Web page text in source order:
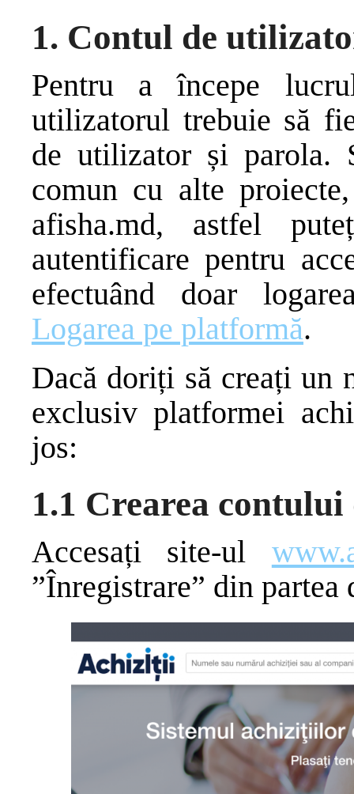
1. Contul de
Pentru a începe
utilizatorul trebuie să
de utilizator și parola.
comun cu alte
afisha.md, astfel
autentificare pentru
efectuând doar
Logarea pe platformă.
Dacă doriți să creați un
exclusiv platformei
jos:
1.1 Crearea
Accesați site-ul
”Înregistrare” din partea